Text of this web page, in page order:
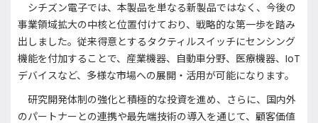
シチズン電子では、本製品を単なる新製品ではなく、今後の
事業領域拡大の中核と位置付けており、戦略的な第一歩を踏み
出しました。従来得意とするタクティルスイッチにセンシング
機能を付加することで、産業機器、自動車分野、医療機器、IoT
デバイスなど、多様な市場への展開・活用が可能になります。
研究開発体制の強化と積極的な投資を進め、さらに、国内外
のパートナーとの連携や最先端技術の導入を通じて、顧客価値